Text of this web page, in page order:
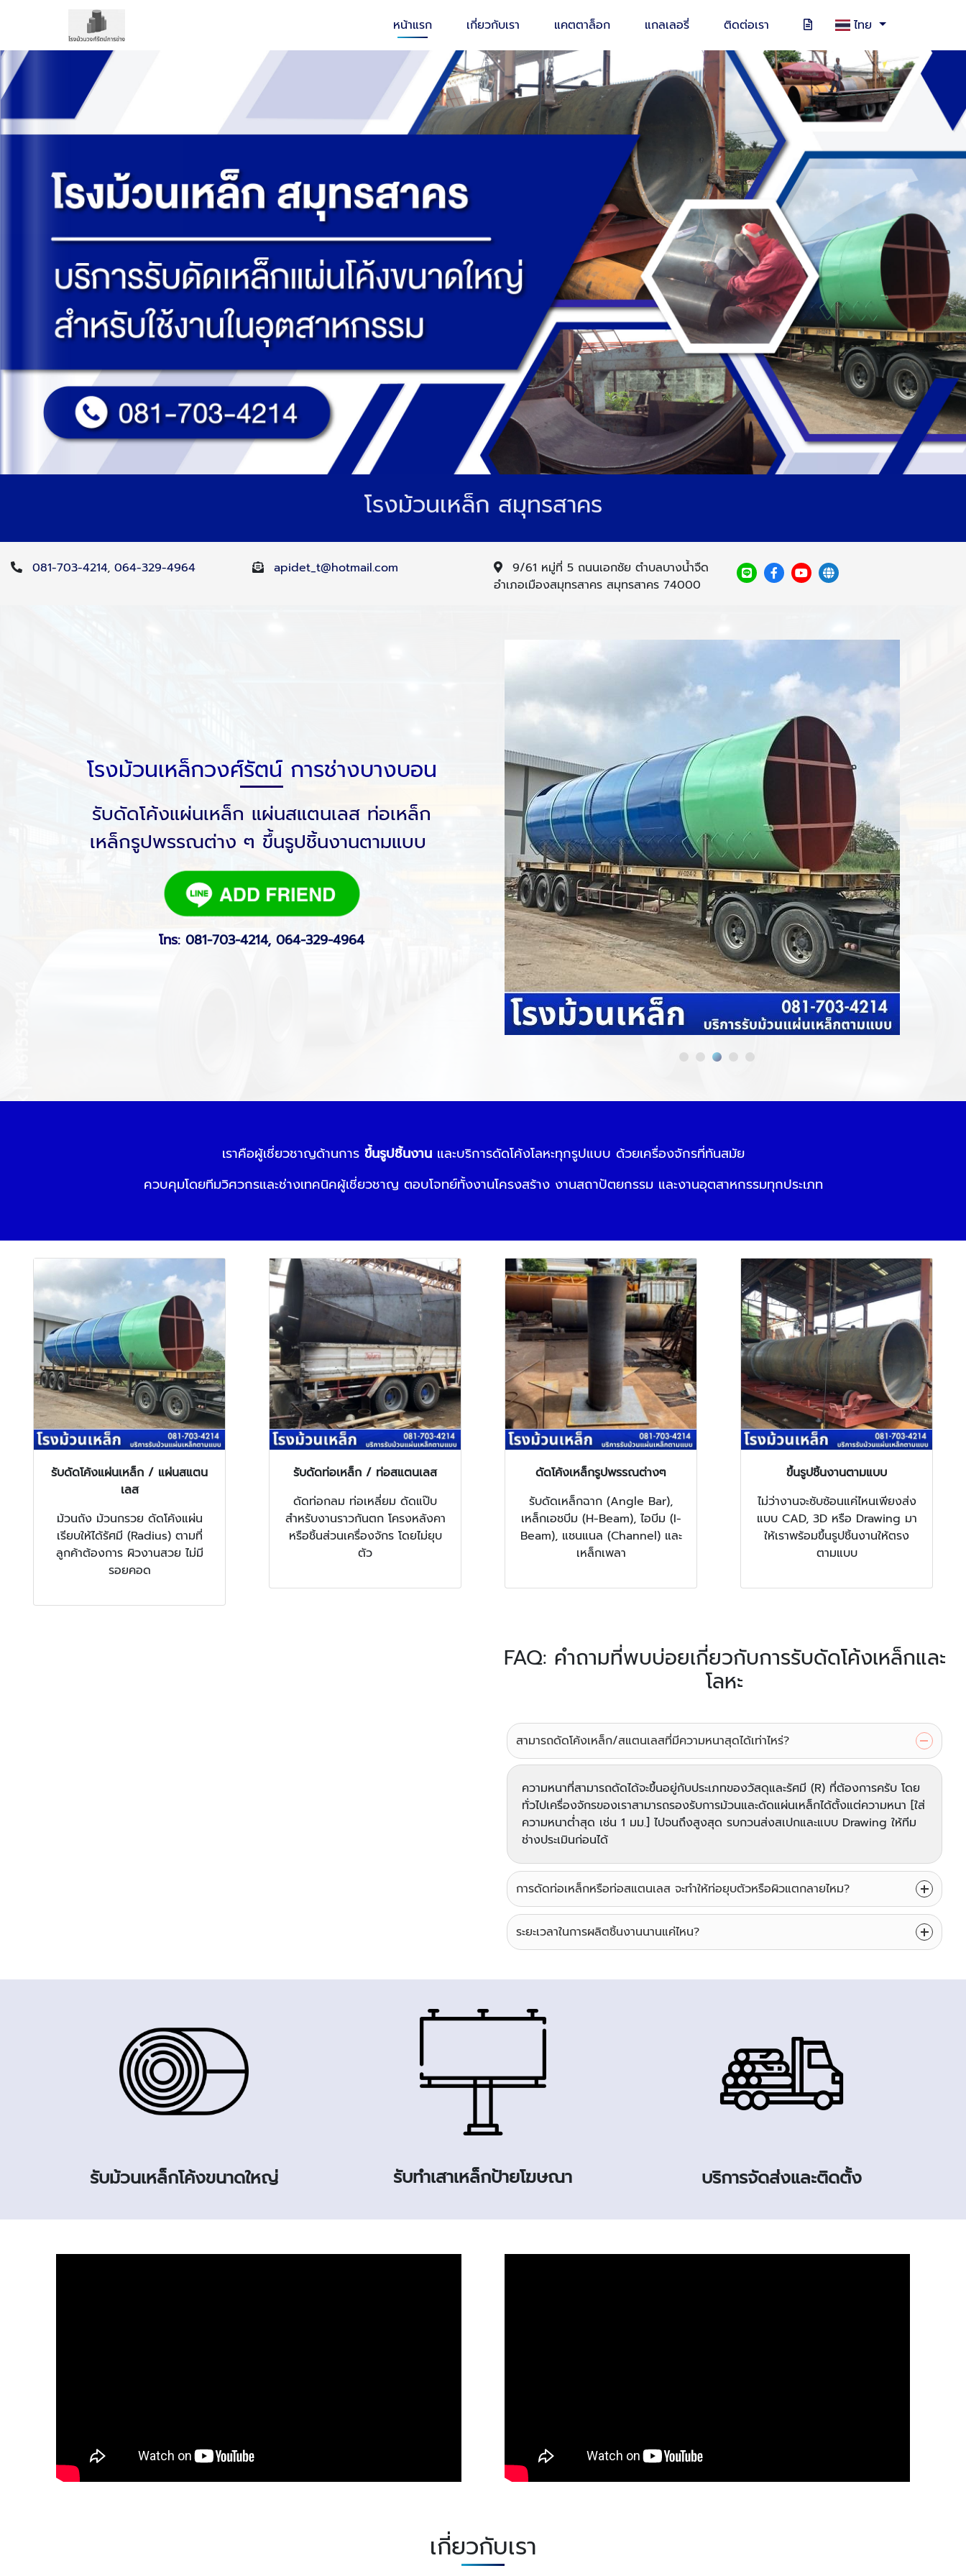
หน้าแรก เกี่ยวกับเรา แคตตาล็อก แกลเลอรี่ ติดต่อเรา ไทย
โรงม้วนเหล็ก สมุทรสาคร
081-703-4214, 064-329-4964 apidet_t@hotmail.com
9/61 หมู่ที่ 5 ถนนเอกชัย ตำบลบางน้ำจืด
อำเภอเมืองสมุทรสาคร สมุทรสาคร 74000
โรงม้วนเหล็กวงศ์รัตน์ การช่างบางบอน
รับดัดโค้งแผ่นเหล็ก แผ่นสแตนเลส ท่อเหล็ก
เหล็กรูปพรรณต่าง ๆ ขึ้นรูปชิ้นงานตามแบบ
โทร: 081-703-4214, 064-329-4964
เราคือผู้เชี่ยวชาญด้านการ ขึ้นรูปชิ้นงานและบริการดัดโค้งโลหะทุกรูปแบบ ด้วยเครื่องจักรที่ทันสมัย
ควบคุมโดยทีมวิศวกรและช่างเทคนิคผู้เชี่ยวชาญ ตอบโจทย์ทั้งงานโครงสร้าง งานสถาปัตยกรรม และงานอุตสาหกรรมทุกประเภท
รับดัดโค้งแผ่นเหล็ก / แผ่นสแตน
เลส
ม้วนถัง ม้วนกรวย ดัดโค้งแผ่น
เรียบให้ได้รัศมี (Radius) ตามที่
ลูกค้าต้องการ ผิวงานสวย ไม่มี
รอยคอด
รับดัดท่อเหล็ก / ท่อสแตนเลส
ดัดท่อกลม ท่อเหลี่ยม ดัดแป๊บ
สำหรับงานราวกันตก โครงหลังคา
หรือชิ้นส่วนเครื่องจักร โดยไม่ยุบ
ตัว
ดัดโค้งเหล็กรูปพรรณต่างๆ
รับดัดเหล็กฉาก (Angle Bar),
เหล็กเอชบีม (H-Beam), ไอบีม (I-
Beam), แชนแนล (Channel) และ
เหล็กเพลา
ขึ้นรูปชิ้นงานตามแบบ
ไม่ว่างานจะซับซ้อนแค่ไหนเพียงส่ง
แบบ CAD, 3D หรือ Drawing มา
ให้เราพร้อมขึ้นรูปชิ้นงานให้ตรง
ตามแบบ
FAQ: คำถามที่พบบ่อยเกี่ยวกับการรับดัดโค้งเหล็กและ
โลหะ
สามารถดัดโค้งเหล็ก/สแตนเลสที่มีความหนาสุดได้เท่าไหร่?
ความหนาที่สามารถดัดได้จะขึ้นอยู่กับประเภทของวัสดุและรัศมี (R) ที่ต้องการครับ โดย
ทั่วไปเครื่องจักรของเราสามารถรองรับการม้วนและดัดแผ่นเหล็กได้ตั้งแต่ความหนา [ใส่
ความหนาต่ำสุด เช่น 1 มม.] ไปจนถึงสูงสุด รบกวนส่งสเปกและแบบ Drawing ให้ทีม
ช่างประเมินก่อนได้
การดัดท่อเหล็กหรือท่อสแตนเลส จะทำให้ท่อยุบตัวหรือผิวแตกลายไหม?
ระยะเวลาในการผลิตชิ้นงานนานแค่ไหน?
รับม้วนเหล็กโค้งขนาดใหญ่ รับทำเสาเหล็กป้ายโฆษณา บริการจัดส่งและติดตั้ง
เกี่ยวกับเรา